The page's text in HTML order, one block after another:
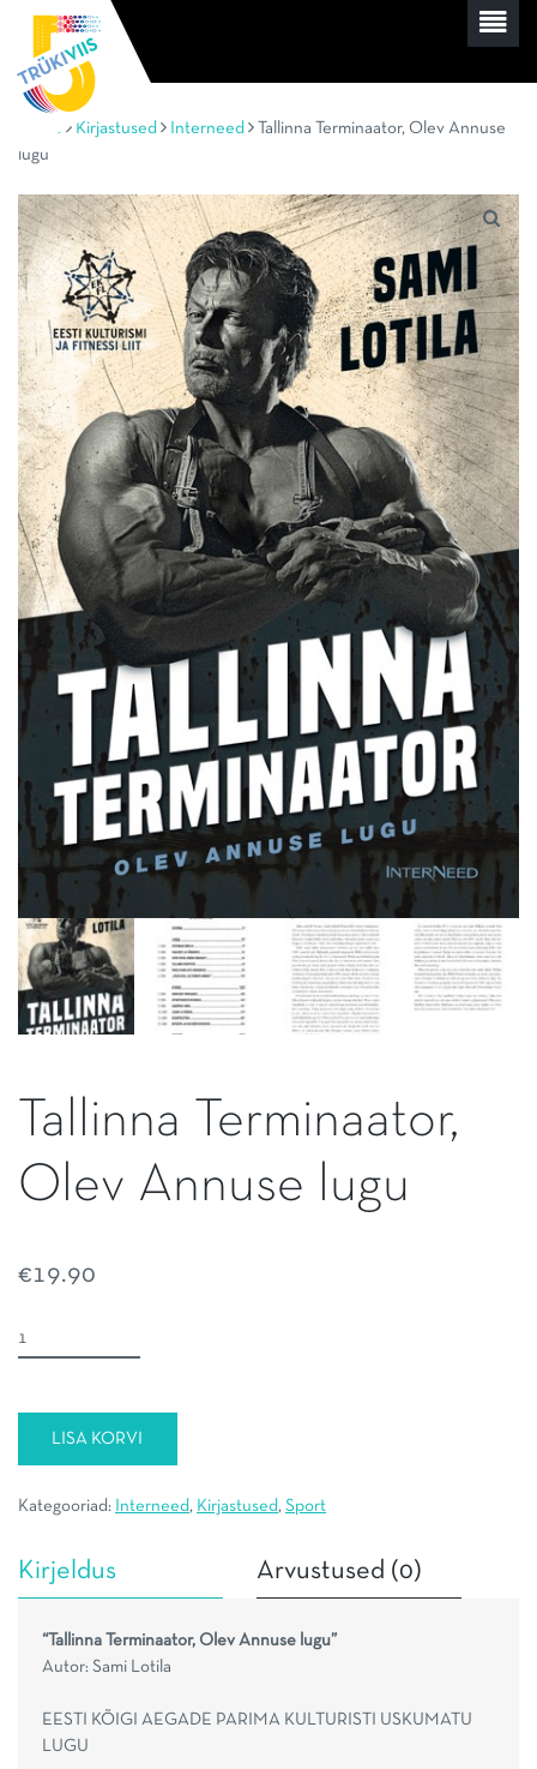
Kirjastused Interneed
Tallinna Terminaator, Olev Annuse
lugu
Tallinna Terminaator,
Olev Annuse lugu
€19.90
Tallinna
Terminaator,
Annuse
kogus
LISA KORVI
Kategooriad: Interneed, Kirjastused, Sport
Kirjeldus Arvustused (0)
“Tallinna Terminaator, Olev Annuse lugu”
Autor: Sami Lotila
EESTI KÕIGI AEGADE PARIMA KULTURISTI USKUMATU
LUGU